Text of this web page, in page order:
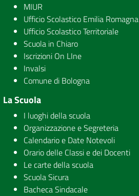
MIUR
Ufficio Scolastico Emilia Romagna
Ufficio Scolastico Territoriale
Scuola in Chiaro
Iscrizioni On LIne
Invalsi
Comune di Bologna
La Scuola
I luoghi della scuola
Organizzazione e Segreteria
Calendario e Date Notevoli
Orario delle Classi e dei Docenti
Le carte della scuola
Scuola Sicura
Bacheca Sindacale